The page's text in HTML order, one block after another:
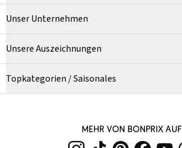
Unser Unternehmen
Unsere Auszeichnungen
Topkategorien / Saisonales
MEHR VON BONPRIX AUF